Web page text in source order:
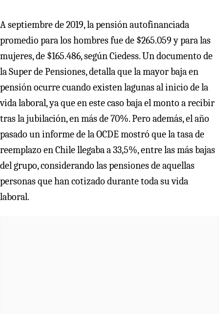
A septiembre de 2019, la pensión autofinanciada
promedio para los hombres fue de $265.059 y para las
mujeres, de $165.486, según Ciedess. Un documento de
la Super de Pensiones, detalla que la mayor baja en
pensión ocurre cuando existen lagunas al inicio de la
vida laboral, ya que en este caso baja el monto a recibir
tras la jubilación, en más de 70%. Pero además, el año
pasado un informe de la OCDE mostró que la tasa de
reemplazo en Chile llegaba a 33,5%, entre las más bajas
del grupo, considerando las pensiones de aquellas
personas que han cotizado durante toda su vida
laboral.